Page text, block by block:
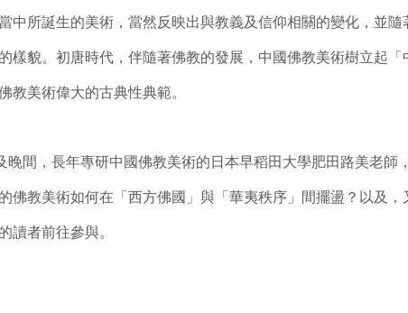
中所誕生的美術，當然反映出與教義及信仰相關的變化，並隨
樣貌。初唐時代，伴隨著佛教的發展，中國佛教美術樹立起「
教美術偉大的古典性典範。
晚間，長年專研中國佛教美術的日本早稻田大學肥田路美老師
佛教美術如何在「西方佛國」與「華夷秩序」間擺盪？以及，
讀者前往參與。